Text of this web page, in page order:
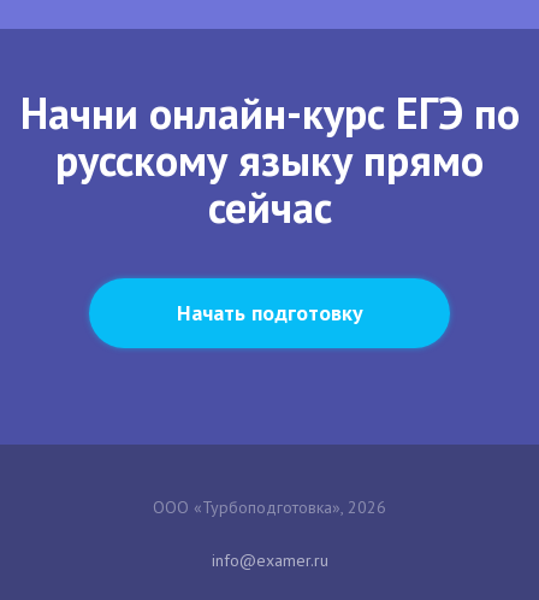
Начни онлайн-курс ЕГЭ по
русскому языку прямо
сейчас
Начать подготовку
ООО «Турбоподготовка», 2026